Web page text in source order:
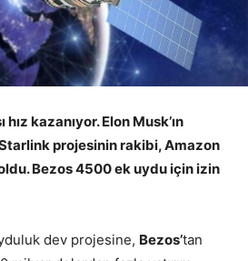
kazanıyor. Elon Musk’ın
projesinin rakibi, Amazon
Bezos 4500 ek uydu için izin
dev projesine, Bezos’tan